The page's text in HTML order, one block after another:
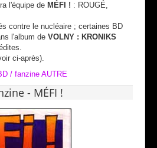
l'équipe de MÉFI ! : ROUGÉ,
contre le nucléaire ; certaines BD
l'album de VOLNY : KRONIKS
ci-après).
/ fanzine AUTRE
- MÉFI !